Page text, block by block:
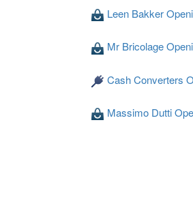
Leen Bakker
Mr Bricolage
Cash Converters
Massimo Dutti